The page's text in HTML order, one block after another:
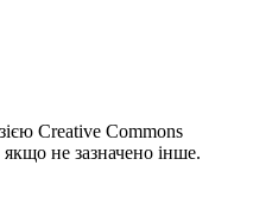
Creative Commons
не зазначено інше.